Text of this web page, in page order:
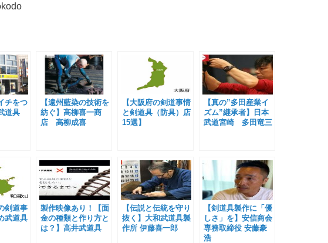
チをつ
道具
【遠州藍染の技術を
紡ぐ】高柳喜一商
店 高柳成喜
【大阪府の剣道事情
と剣道具（防具）店
15選】
【真の”多田産業イ
ズム”継承者】日本
武道宮崎 多田竜三
剣道事
武道具
製作映像あり！【面
金の種類と作り方と
は？】高井武道具
【伝説と伝統を守り
抜く】大和武道具製
作所 伊藤喜一郎
【剣道具製作に「優
しさ」を】安信商会
専務取締役 安藤豪
浩